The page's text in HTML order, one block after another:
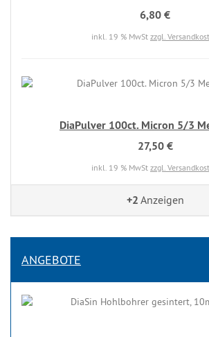
6,80 €
inkl. 19 % MwSt zzgl.
DiaPulver 100ct. Micron 5/3
27,50 €
inkl. 19 % MwSt zzgl.
+2 Anzeigen
ANGEBOTE